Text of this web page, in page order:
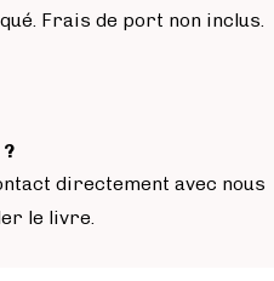
Frais de port non inclus.
directement avec nous
le livre.